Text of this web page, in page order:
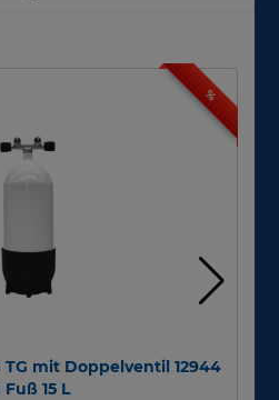
%
TG mit Doppelventil 12944
Fuß 15 L